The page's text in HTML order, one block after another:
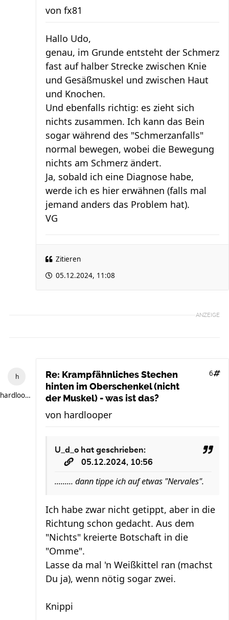
von fx81
Hallo Udo,
genau, im Grunde entsteht der Schmerz
fast auf halber Strecke zwischen Knie
und Gesäßmuskel und zwischen Haut
und Knochen.
Und ebenfalls richtig: es zieht sich
nichts zusammen. Ich kann das Bein
sogar während des "Schmerzanfalls"
normal bewegen, wobei die Bewegung
nichts am Schmerz ändert.
Ja, sobald ich eine Diagnose habe,
werde ich es hier erwähnen (falls mal
jemand anders das Problem hat).
VG
Zitieren
05.12.2024, 11:08
ANZEIGE
hardlooper
Re: Krampfähnliches Stechen
hinten im Oberschenkel (nicht
der Muskel) - was ist das?
6
von hardlooper
U_d_o hat geschrieben:
05.12.2024, 10:56
......... dann tippe ich auf etwas "Nervales".
Ich habe zwar nicht getippt, aber in die
Richtung schon gedacht. Aus dem
"Nichts" kreierte Botschaft in die
"Omme".
Lasse da mal 'n Weißkittel ran (machst
Du ja), wenn nötig sogar zwei.
Knippi